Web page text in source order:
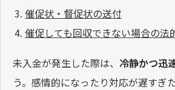
催促状・督促状の送付
催促しても回収できない場合の法
未入金が発生した際は、 冷静かつ迅
う。感情的になったり対応が遅すぎ